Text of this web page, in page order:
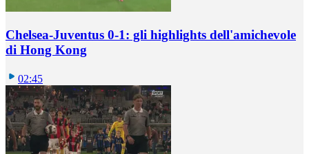
Chelsea-Juventus 0-1: gli highlights dell'amichevole
di Hong Kong
02:45